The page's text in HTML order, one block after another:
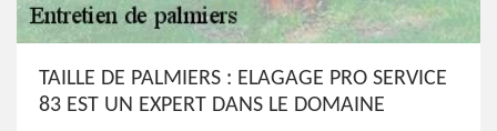
TAILLE DE PALMIERS : ELAGAGE PRO SERVICE
83 EST UN EXPERT DANS LE DOMAINE